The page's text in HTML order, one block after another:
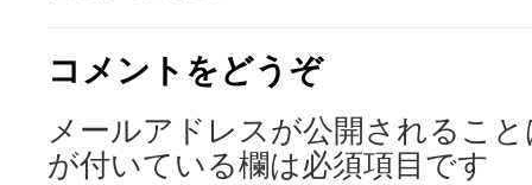
コメントをどうぞ
メールアドレスが公開されるこ
が付いている欄は必須項目です